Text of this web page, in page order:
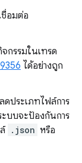
ชื่อมต่อ
จกรรมในเทรด
ได้อย่างถูก
ดประเภทไฟล์การ
บบจะป้องกันการ
.json หรือ